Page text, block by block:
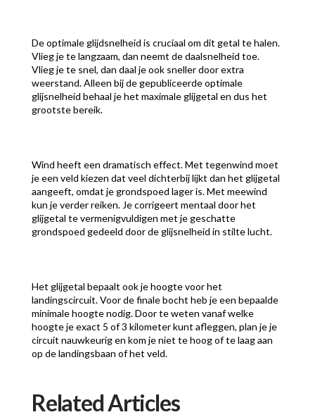
De optimale glijdsnelheid is cruciaal om dit getal te halen.
Vlieg je te langzaam, dan neemt de daalsnelheid toe.
Vlieg je te snel, dan daal je ook sneller door extra
weerstand. Alleen bij de gepubliceerde optimale
glijsnelheid behaal je het maximale glijgetal en dus het
grootste bereik.
Wind heeft een dramatisch effect. Met tegenwind moet
je een veld kiezen dat veel dichterbij lijkt dan het glijgetal
aangeeft, omdat je grondspoed lager is. Met meewind
kun je verder reiken. Je corrigeert mentaal door het
glijgetal te vermenigvuldigen met je geschatte
grondspoed gedeeld door de glijsnelheid in stilte lucht.
Het glijgetal bepaalt ook je hoogte voor het
landingscircuit. Voor de finale bocht heb je een bepaalde
minimale hoogte nodig. Door te weten vanaf welke
hoogte je exact 5 of 3 kilometer kunt afleggen, plan je je
circuit nauwkeurig en kom je niet te hoog of te laag aan
op de landingsbaan of het veld.
Related Articles